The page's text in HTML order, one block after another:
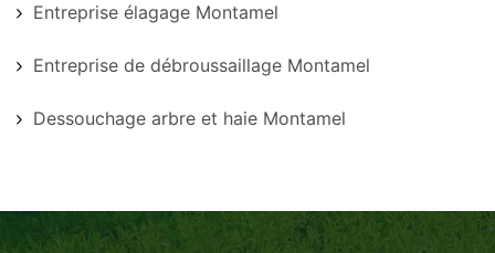
Entreprise élagage Montamel
Entreprise de débroussaillage Montamel
Dessouchage arbre et haie Montamel